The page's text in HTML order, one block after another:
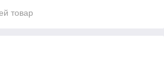
товар